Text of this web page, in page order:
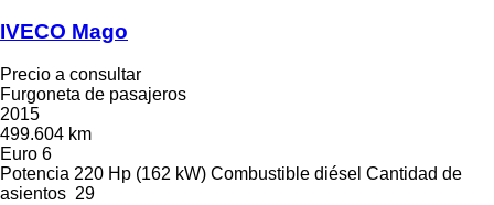
IVECO Mago
Precio a consultar
Furgoneta de pasajeros
2015
499.604 km
Euro 6
Potencia 220 Hp (162 kW) Combustible diésel Cantidad de
asientos 29